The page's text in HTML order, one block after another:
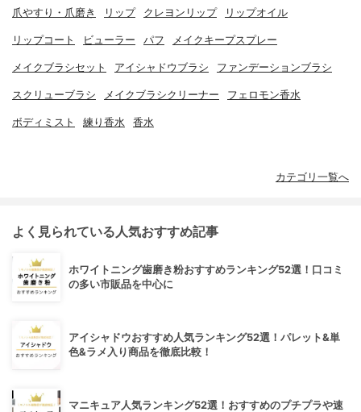
爪やすり・爪磨き リップ クレヨンリップ リップオイル
リップコート ビューラー パフ メイクキープスプレー
メイクブラシセット アイシャドウブラシ ファンデーションブラシ
スクリューブラシ メイクブラシクリーナー フェロモン香水
ボディミスト 練り香水 香水
カテゴリ一覧へ
よく見られている人気おすすめ記事
ホワイトニング歯磨き粉おすすめランキング52選！口コミ
の多い市販品を中心に
アイシャドウおすすめ人気ランキング52選！パレット&単
色&ラメ入り商品を徹底比較！
マニキュア人気ランキング52選！おすすめのプチプラや速